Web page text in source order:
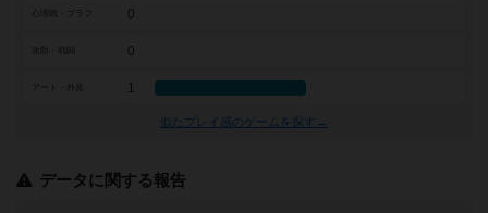
0
0
アート・外見 1
似たプレイ感のゲームを探す→
データに関する報告